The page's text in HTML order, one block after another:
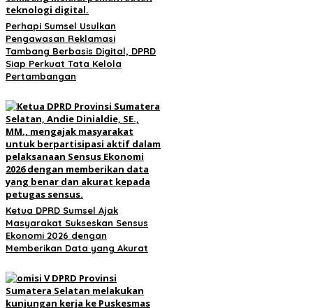
Perhapi Sumsel Usulkan
Pengawasan Reklamasi
Tambang Berbasis Digital, DPRD
Siap Perkuat Tata Kelola
Pertambangan
Ketua DPRD Sumsel Ajak
Masyarakat Sukseskan Sensus
Ekonomi 2026 dengan
Memberikan Data yang Akurat